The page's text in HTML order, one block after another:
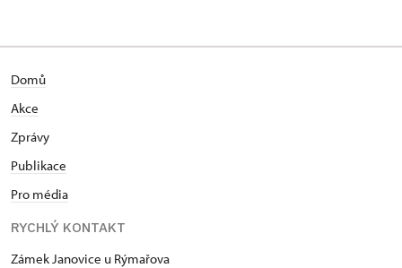
Domů
Akce
Zprávy
Publikace
Pro média
RYCHLÝ KONTAKT
Zámek Janovice u Rýmařova